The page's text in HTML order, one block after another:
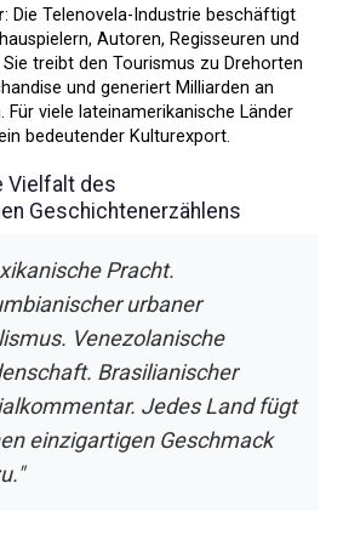
: Die Telenovela-Industrie beschäftigt
Autoren, Regisseuren und
treibt den Tourismus zu Drehorten
und generiert Milliarden an
Für viele lateinamerikanische Länder
bedeutender Kulturexport.
Vielfalt des
Geschichtenerzählens
Pracht.
urbaner
Venezolanische
Brasilianischer
Jedes Land fügt
einzigartigen Geschmack